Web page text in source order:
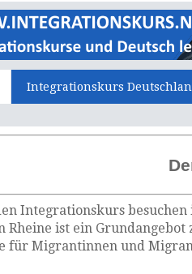
Integrationskurs
Integrationskurs
Rheine ist ein
für Migrantinnen und